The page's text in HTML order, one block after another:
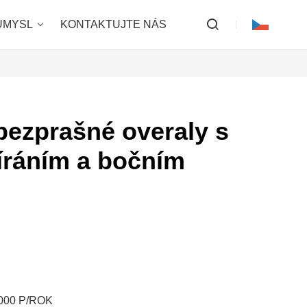
KONTAKTUJTE NÁS
overaly s
a bočním
P/ROK